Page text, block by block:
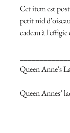
Cet item est
petit nid
cadeau à
Queen Anne's
Queen Annes’